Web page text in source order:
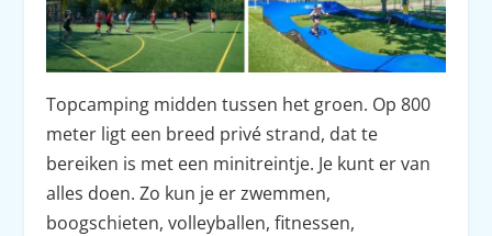
Topcamping midden tussen het groen. Op 800
meter ligt een breed privé strand, dat te
bereiken is met een minitreintje. Je kunt er van
alles doen. Zo kun je er zwemmen,
boogschieten, volleyballen, fitnessen,